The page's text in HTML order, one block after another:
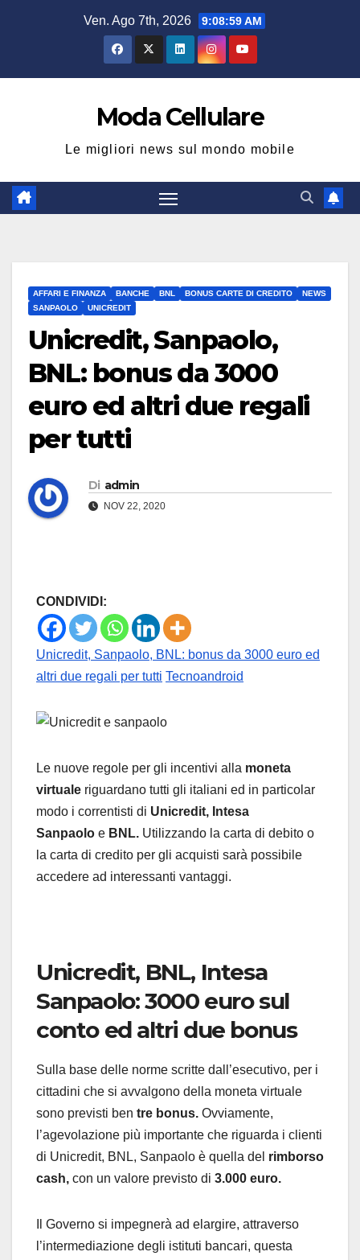
Ven. Ago 7th, 2026 9:09:00 AM
Moda Cellulare
Le migliori news sul mondo mobile
AFFARI E FINANZA BANCHE BNL BONUS CARTE DI CREDITO
NEWS
SANPAOLO
UNICREDIT
Unicredit, Sanpaolo,
BNL: bonus da 3000
euro ed altri due regali
per tutti
Di admin
NOV 22, 2020
CONDIVIDI:
Unicredit, Sanpaolo, BNL: bonus da 3000 euro ed
altri due regali per tutti Tecnoandroid
Le nuove regole per gli incentivi alla moneta
virtuale riguardano tutti gli italiani ed in particolar
modo i correntisti di Unicredit, Intesa
Sanpaolo e BNL. Utilizzando la carta di debito o
la carta di credito per gli acquisti sarà possibile
accedere ad interessanti vantaggi.
Unicredit, BNL, Intesa
Sanpaolo: 3000 euro sul
conto ed altri due bonus
Sulla base delle norme scritte dall’esecutivo, per i
cittadini che si avvalgono della moneta virtuale
sono previsti ben tre bonus. Ovviamente,
l’agevolazione più importante che riguarda i clienti
di Unicredit, BNL, Sanpaolo è quella del rimborso
cash, con un valore previsto di 3.000 euro.
Il Governo si impegnerà ad elargire, attraverso
l’intermediazione degli istituti bancari, questa